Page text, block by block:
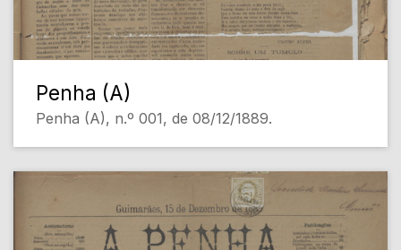
Penha (A)
Penha (A), n.º 001, de 08/12/1889.